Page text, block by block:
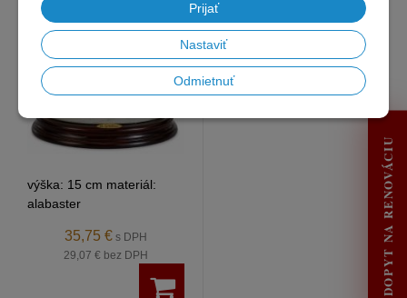
Prijať
Nastaviť
Odmietnuť
DOPYT NA RENOVÁCIU
výška: 15 cm materiál:
alabaster
35,75 € s DPH
29,07 € bez DPH